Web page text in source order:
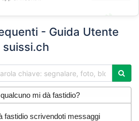
💕
- Guida Utente
suissi.ch
mi dà fastidio?
fastidio scrivendoti messaggi